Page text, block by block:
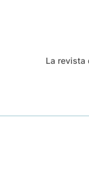
La revista